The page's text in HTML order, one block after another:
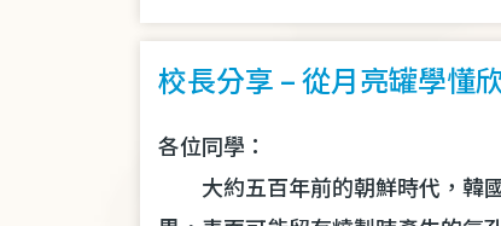
校長分享 – 從月亮罐學懂
各位同學：
大約五百年前的朝鮮時代，韓